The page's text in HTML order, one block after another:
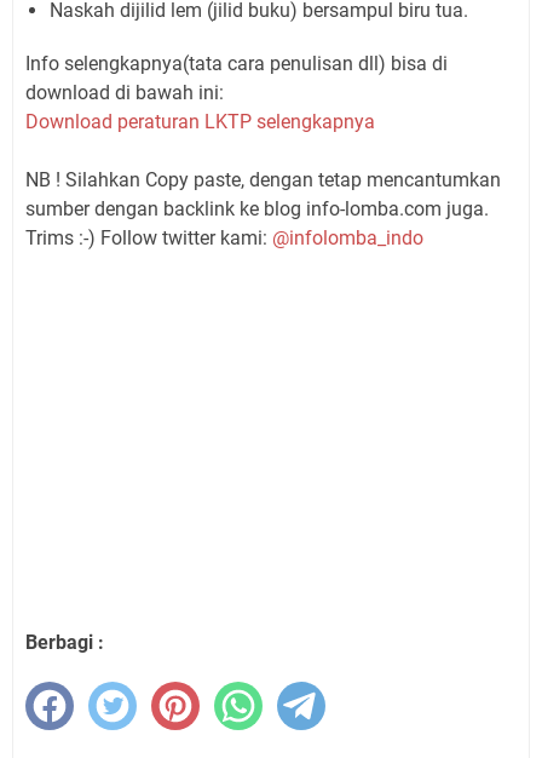
Naskah dijilid lem (jilid buku) bersampul biru tua.
Info selengkapnya(tata cara penulisan dll) bisa di
download di bawah ini:
Download peraturan LKTP selengkapnya
NB ! Silahkan Copy paste, dengan tetap mencantumkan
sumber dengan backlink ke blog info-lomba.com juga.
Trims :-) Follow twitter kami: @infolomba_indo
Berbagi :